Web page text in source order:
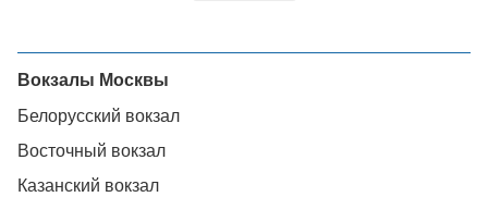
Вокзалы Москвы
Белорусский вокзал
Восточный вокзал
Казанский вокзал